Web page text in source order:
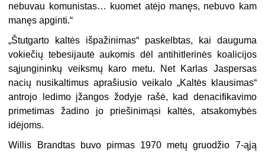
nebuvau komunistas… kuomet atėjo manęs, nebuvo kam
manęs apginti.“
„Štutgarto kaltės išpažinimas“ paskelbtas, kai dauguma
vokiečių tebesijautė aukomis dėl antihitlerinės koalicijos
sąjungininkų veiksmų karo metu. Net Karlas Jaspersas
nacių nusikaltimus aprašiusio veikalo „Kaltės klausimas“
antrojo ledimo įžangos žodyje rašė, kad denacifikavimo
primetimas žadino jo priešinimąsi kaltės, atsakomybės
idėjoms.
Willis Brandtas buvo pirmas 1970 metų gruodžio 7-ąją